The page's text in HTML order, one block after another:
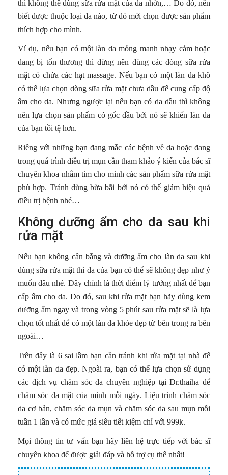
thì không thể dùng sữa rửa mặt của da nhờn,… Do đó, nên
biết được thuộc loại da nào, từ đó mới chọn được sản phẩm
thích hợp cho mình.
Ví dụ, nếu bạn có một làn da mỏng manh nhạy cảm hoặc
đang bị tổn thương thì đừng nên dùng các dòng sữa rửa
mặt có chứa các hạt massage. Nếu bạn có một làn da khô
có thể lựa chọn dòng sữa rửa mặt chưa dầu để cung cấp độ
ẩm cho da. Nhưng ngược lại nếu bạn có da dầu thì không
nên lựa chọn sản phẩm có gốc dầu bởi nó sẽ khiến làn da
của bạn tồi tệ hơn.
Riêng với những bạn đang mắc các bệnh về da hoặc đang
trong quá trình điều trị mụn cần tham khảo ý kiến của bác sĩ
chuyên khoa nhằm tìm cho mình các sản phẩm sữa rửa mặt
phù hợp. Tránh dùng bừa bãi bởi nó có thể giảm hiệu quả
điều trị bệnh nhé…
Không dưỡng ẩm cho da sau khi
rửa mặt
Nếu bạn không cân bằng và dưỡng ẩm cho làn da sau khi
dùng sữa rửa mặt thì da của bạn có thể sẽ không đẹp như ý
muốn đâu nhé. Đây chính là thời điểm lý tưởng nhất để bạn
cấp ẩm cho da. Do đó, sau khi rửa mặt bạn hãy dùng kem
dưỡng ẩm ngay và trong vòng 5 phút sau rửa mặt sẽ là lựa
chọn tốt nhất để có một làn da khỏe đẹp từ bên trong ra bên
ngoài…
Trên đây là 6 sai lầm bạn cần tránh khi rửa mặt tại nhà để
có một làn da đẹp. Ngoài ra, bạn có thể lựa chọn sử dụng
các dịch vụ chăm sóc da chuyên nghiệp tại Dr.thaiha để
chăm sóc da mặt của mình mỗi ngày. Liệu trình chăm sóc
da cơ bản, chăm sóc da mụn và chăm sóc da sau mụn mỗi
tuần 1 lần và có mức giá siêu tiết kiệm chỉ với 999k.
Mọi thông tin tư vấn bạn hãy liên hệ trực tiếp với bác sĩ
chuyên khoa để được giải đáp và hỗ trợ cụ thể nhất!